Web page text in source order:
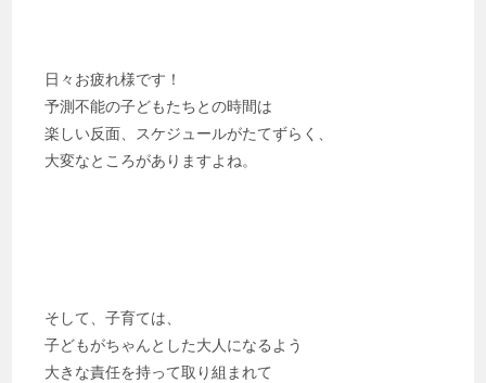
日々お疲れ様です！
予測不能の子どもたちとの時間は
楽しい反面、スケジュールがたてずらく、
大変なところがありますよね。
そして、子育ては、
子どもがちゃんとした大人になるよう
大きな責任を持って取り組まれて